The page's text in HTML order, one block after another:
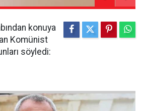
konuya
Komünist
söyledi: